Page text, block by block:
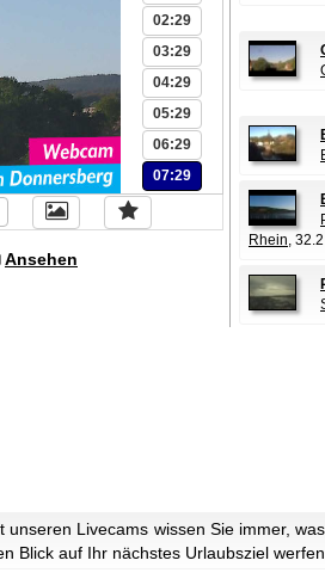
02:29
03:29
04:29
05:29
06:29
07:29
Ansehen
Rhein,
Livecams wissen Sie immer,
Blick auf Ihr nächstes Urlaubsziel werfen.